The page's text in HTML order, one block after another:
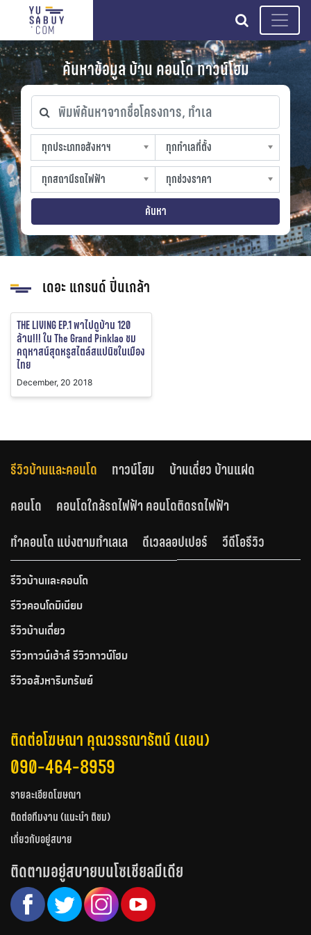
search
ค้นหาข้อมูล บ้าน คอนโด ทาวน์โฮม
พิมพ์ค้นหาจากชื่อโครงการ, ทำเล
ทุกประเภทอสังหาฯ
ทุกประเภทอสังหาฯ
sproperty
ทุกทำเลที่ตั้ง
ทุกทำเลที่ตั้ง
slocation
ทุกสถานีรถไฟฟ้า
ทุกสถานีรถไฟฟ้า
strain-station
ทุกช่วงราคา
ทุกช่วงราคา
sprice
ค้นหา
เดอะ แกรนด์ ปิ่นเกล้า
THE LIVING EP.1 พาไปดูบ้าน 120
ล้าน!!! ใน The Grand Pinklao ชม
คฤหาสน์สุดหรูสไตล์สแปนิชในเมือง
ไทย
December, 20 2018
รีวิวบ้านและคอนโด ทาวน์โฮม
บ้านเดี่ยว บ้านแฝด
คอนโด
คอนโดใกล้รถไฟฟ้า คอนโดติดรถไฟฟ้า
ทำคอนโด แบ่งตามทำเลเล
ดีเวลลอปเปอร์ วีดีโอรีวิว
รีวิวบ้านและคอนโด
รีวิวคอนโดมิเนียม
รีวิวบ้านเดี่ยว
รีวิวทาวน์เฮ้าส์ รีวิวทาวน์โฮม
รีวิวอสังหาริมทรัพย์
ติดต่อโฆษณา คุณวรรณารัตน์ (แอน)
090-464-8959
รายละเอียดโฆษณา
ติดต่อทีมงาน (แนะนำ ติชม)
เกี่ยวกับอยู่สบาย
ติดตามอยู่สบายบนโซเชียลมีเดีย